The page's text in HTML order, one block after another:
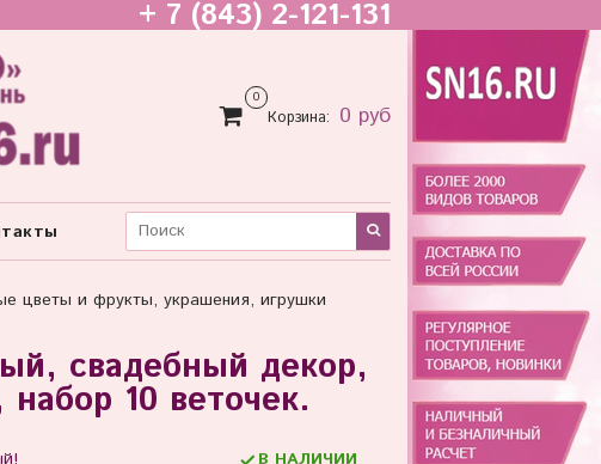
+ 7 (843) 2-121-131
0
Корзина: 0 руб
цветы и фрукты, украшения, игрушки
свадебный декор,
10 веточек.
В НАЛИЧИИ